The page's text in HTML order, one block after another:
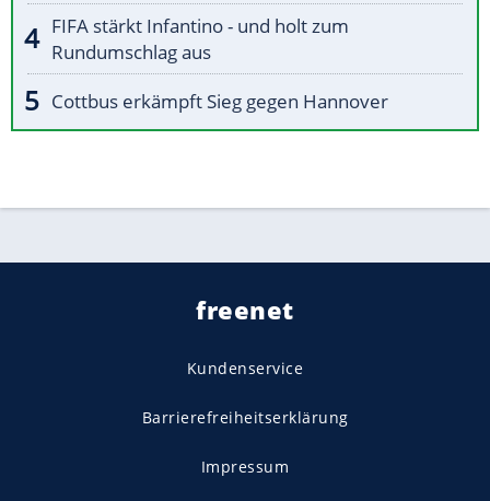
FIFA stärkt Infantino - und holt zum
Rundumschlag aus
Cottbus erkämpft Sieg gegen Hannover
freenet
Kundenservice
Barrierefreiheitserklärung
Impressum